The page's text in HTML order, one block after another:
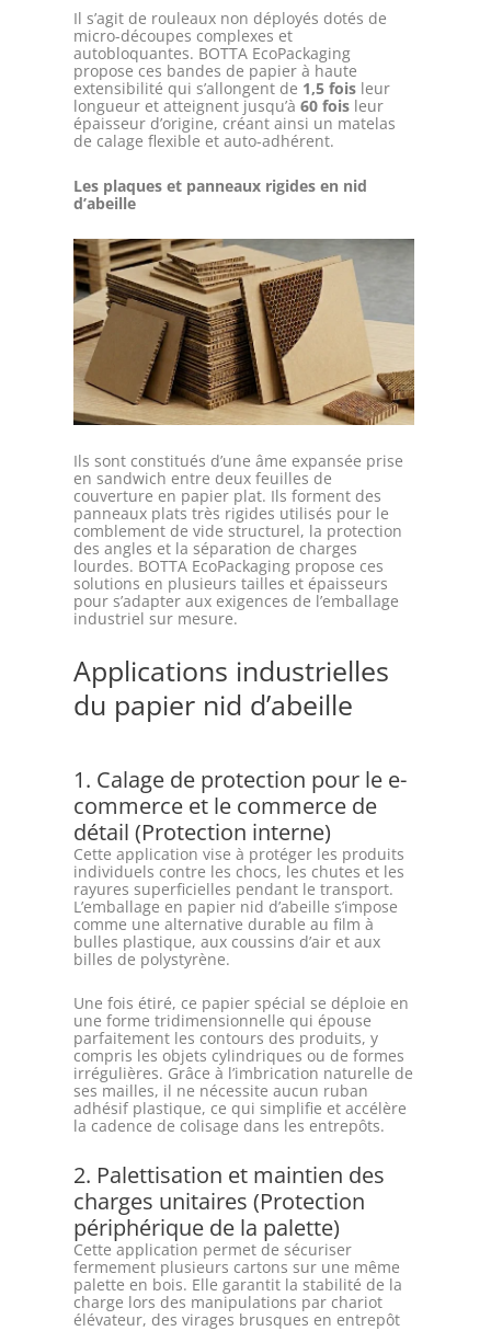
Il s’agit de rouleaux non déployés dotés de
micro-découpes complexes et
autobloquantes. BOTTA EcoPackaging
propose ces bandes de papier à haute
extensibilité qui s’allongent de 1,5 foisleur
longueur et atteignent jusqu’à 60 foisleur
épaisseur d’origine, créant ainsi un matelas
de calage flexible et auto-adhérent.
Les plaques et panneaux rigides en nid
d’abeille
Ils sont constitués d’une âme expansée prise
en sandwich entre deux feuilles de
couverture en papier plat. Ils forment des
panneaux plats très rigides utilisés pour le
comblement de vide structurel, la protection
des angles et la séparation de charges
lourdes. BOTTA EcoPackaging propose ces
solutions en plusieurs tailles et épaisseurs
pour s’adapter aux exigences de l’emballage
industriel sur mesure.
Applications industrielles
du papier nid d’abeille
1. Calage de protection pour le e-
commerce et le commerce de
détail (Protection interne)
Cette application vise à protéger les produits
individuels contre les chocs, les chutes et les
rayures superficielles pendant le transport.
L’emballage en papier nid d’abeille s’impose
comme une alternative durable au film à
bulles plastique, aux coussins d’air et aux
billes de polystyrène.
Une fois étiré, ce papier spécial se déploie en
une forme tridimensionnelle qui épouse
parfaitement les contours des produits, y
compris les objets cylindriques ou de formes
irrégulières. Grâce à l’imbrication naturelle de
ses mailles, il ne nécessite aucun ruban
adhésif plastique, ce qui simplifie et accélère
la cadence de colisage dans les entrepôts.
2. Palettisation et maintien des
charges unitaires (Protection
périphérique de la palette)
Cette application permet de sécuriser
fermement plusieurs cartons sur une même
palette en bois. Elle garantit la stabilité de la
charge lors des manipulations par chariot
élévateur, des virages brusques en entrepôt